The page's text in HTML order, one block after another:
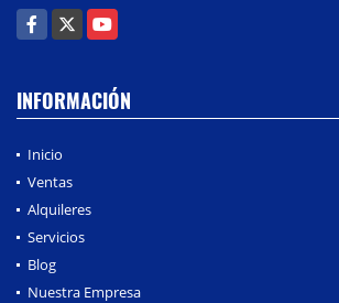
Facebook
X YouTube
INFORMACIÓN
Inicio
Ventas
Alquileres
Servicios
Blog
Nuestra Empresa